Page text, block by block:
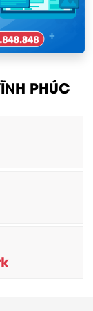
PHÚC